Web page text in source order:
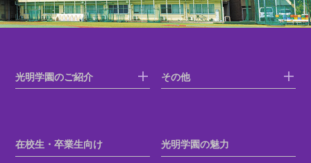
光明学園のご紹介 その他
在校生・卒業生向け 光明学園の魅力